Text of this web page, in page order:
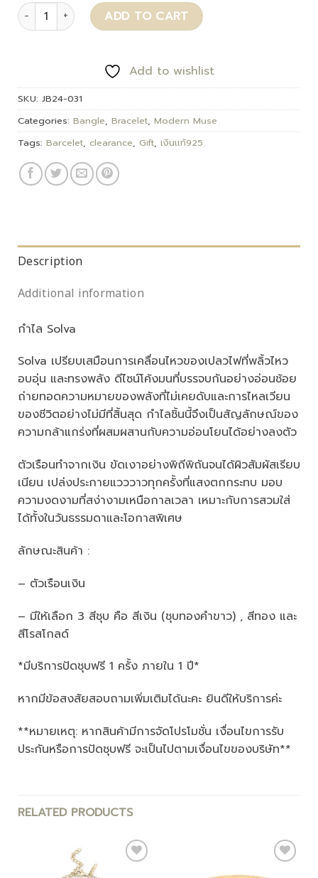
Solva quantity ADD TO CART
Add to wishlist
SKU: JB24-031
Categories: Bangle, Bracelet, Modern Muse
Tags: Barcelet, clearance, Gift, เงินเเท้925
Description
Additional information
กำไล Solva
Solva เปรียบเสมือนการเคลื่อนไหวของเปลวไฟที่พลิ้วไหว
อบอุ่น และทรงพลัง ดีไซน์โค้งมนที่บรรจบกันอย่างอ่อนช้อย
ถ่ายทอดความหมายของพลังที่ไม่เคยดับและการไหลเวียน
ของชีวิตอย่างไม่มีที่สิ้นสุด กำไลชิ้นนี้จึงเป็นสัญลักษณ์ของ
ความกล้าแกร่งที่ผสมผสานกับความอ่อนโยนได้อย่างลงตัว
ตัวเรือนทำจากเงิน ขัดเงาอย่างพิถีพิถันจนได้ผิวสัมผัสเรียบ
เนียน เปล่งประกายแวววาวทุกครั้งที่แสงตกกระทบ มอบ
ความงดงามที่สง่างามเหนือกาลเวลา เหมาะกับการสวมใส่
ได้ทั้งในวันธรรมดาและโอกาสพิเศษ
ลักษณะสินค้า :
– ตัวเรือนเงิน
– มีให้เลือก 3 สีชุบ คือ สีเงิน (ชุบทองคำขาว) , สีทอง และ
สีโรสโกลด์
*มีบริการปัดชุบฟรี 1 ครั้ง ภายใน 1 ปี*
หากมีข้อสงสัยสอบถามเพิ่มเติมได้นะคะ ยินดีให้บริการค่ะ
**หมายเหตุ: หากสินค้ามีการจัดโปรโมชั่น เงื่อนไขการรับ
ประกันหรือการปัดชุบฟรี จะเป็นไปตามเงื่อนไขของบริษัท**
RELATED PRODUCTS